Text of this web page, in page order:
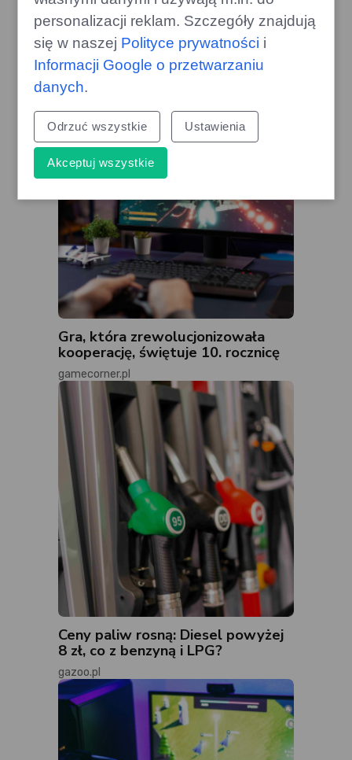
Audi Q9: Tańsza alternatywa dla
klientów Mercedesa i BMW w
Polsce
gazoo.pl
Gra, która zrewolucjonizowała
kooperację, świętuje 10. rocznicę
gamecorner.pl
Ceny paliw rosną: Diesel powyżej
8 zł, co z benzyną i LPG?
gazoo.pl
personalizacji reklam. Szczegóły znajdują
się w naszej Polityce prywatności i
Informacji Google o przetwarzaniu
danych.
Odrzuć wszystkie Ustawienia
Akceptuj wszystkie